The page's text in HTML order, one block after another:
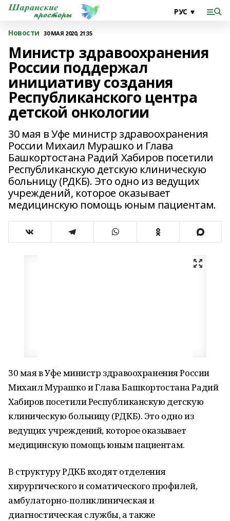
Новости 30 МАЯ 2020, 21:35
Министр здравоохранения
России поддержал
инициативу создания
Республиканского центра
детской онкологии
30 мая в Уфе министр здравоохранения
России Михаил Мурашко и Глава
Башкортостана Радий Хабиров посетили
Республиканскую детскую клиническую
больницу (РДКБ). Это одно из ведущих
учреждений, которое оказывает
медицинскую помощь юным пациентам.
30 мая в Уфе министр здравоохранения России
Михаил Мурашко и Глава Башкортостана Радий
Хабиров посетили Республиканскую детскую
клиническую больницу (РДКБ). Это одно из
ведущих учреждений, которое оказывает
медицинскую помощь юным пациентам.
В структуру РДКБ входят отделения
хирургического и соматического профилей,
амбулаторно-поликлиническая и
диагностическая службы, а также